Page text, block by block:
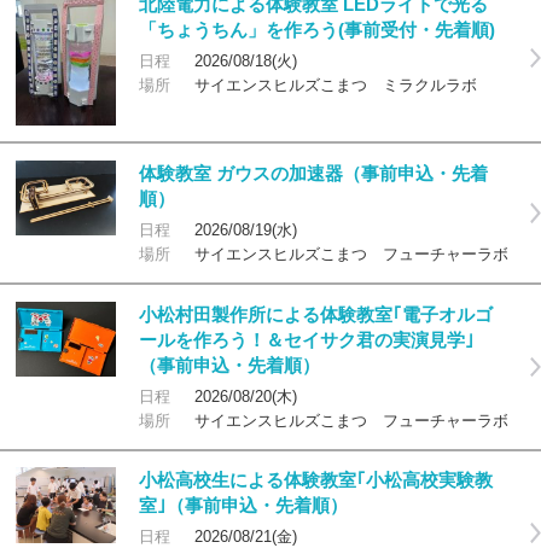
「ちょうちん」を作ろう(事前受付・先着順)
日程
2026/08/18(火)
場所
サイエンスヒルズこまつ ミラクルラボ
体験教室 ガウスの加速器（事前申込・先着
順）
日程
2026/08/19(水)
場所
サイエンスヒルズこまつ フューチャーラボ
小松村田製作所による体験教室｢電子オルゴ
ールを作ろう！＆セイサク君の実演見学｣
（事前申込・先着順）
日程
2026/08/20(木)
場所
サイエンスヒルズこまつ フューチャーラボ
小松高校生による体験教室｢小松高校実験教
室｣（事前申込・先着順）
日程
2026/08/21(金)